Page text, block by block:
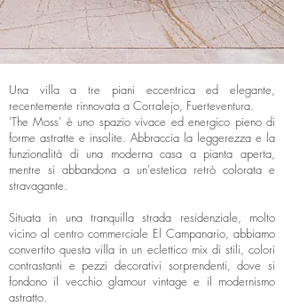
Una villa a tre piani eccentrica ed elegante,
recentemente rinnovata a Corralejo, Fuerteventura.
'The Moss' è uno spazio vivace ed energico pieno di
forme astratte e insolite. Abbraccia la leggerezza e la
funzionalità di una moderna casa a pianta aperta,
mentre si abbandona a un'estetica retrò colorata e
stravagante.
Situata in una tranquilla strada residenziale, molto
vicino al centro commerciale El Campanario, abbiamo
convertito questa villa in un eclettico mix di stili, colori
contrastanti e pezzi decorativi sorprendenti, dove si
fondono il vecchio glamour vintage e il modernismo
astratto.